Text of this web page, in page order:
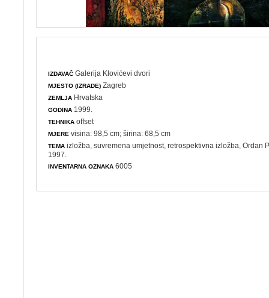
IZDAVAČ Galerija Klovićevi dvori
MJESTO (IZRADE) Zagreb
ZEMLJA Hrvatska
GODINA 1999.
TEHNIKA offset
MJERE visina: 98,5 cm; širina: 68,5 cm
TEMA izložba ,suvremena umjetnost ,retrospektivna izložba , Ordan
1997.
INVENTARNA OZNAKA 6005